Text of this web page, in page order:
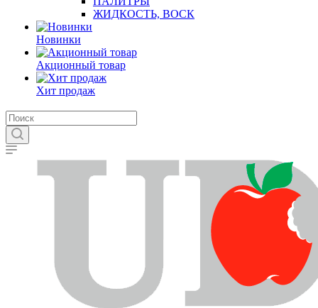
ЖИДКОСТЬ, ВОСК
Новинки
Акционный товар
Хит продаж